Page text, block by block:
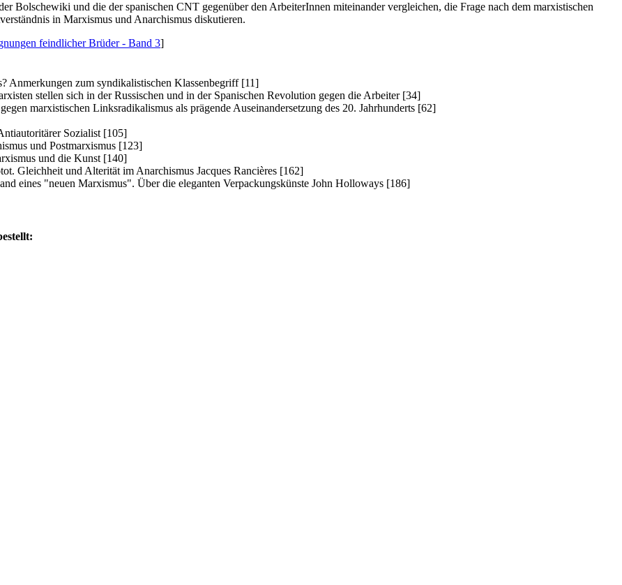
Bolschewiki und die der spanischen CNT gegenüber den ArbeiterInnen miteinander vergleichen, die Frage nach dem marxistischen
in Marxismus und Anarchismus diskutieren.
feindlicher Brüder - Band 3]
Anmerkungen zum syndikalistischen Klassenbegriff [11]
stellen sich in der Russischen und in der Spanischen Revolution gegen die Arbeiter [34]
marxistischen Linksradikalismus als prägende Auseinandersetzung des 20. Jahrhunderts [62]
Sozialist [105]
und Postmarxismus [123]
und die Kunst [140]
Gleichheit und Alterität im Anarchismus Jacques Rancières [162]
eines "neuen Marxismus". Über die eleganten Verpackungskünste John Holloways [186]